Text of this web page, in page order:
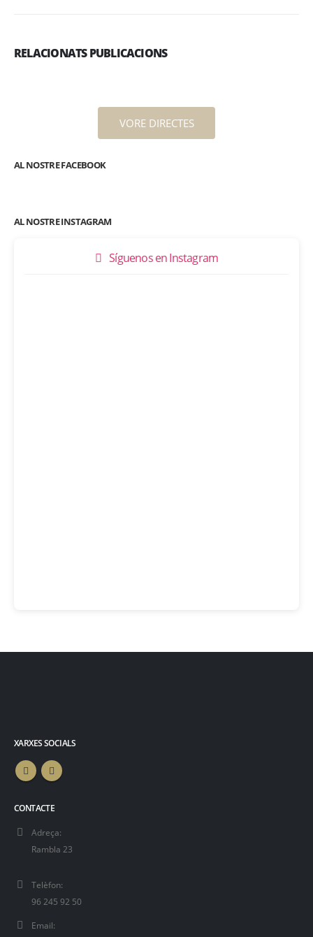
RELACIONATS PUBLICACIONS
VORE DIRECTES
AL NOSTRE FACEBOOK
AL NOSTRE INSTAGRAM
Síguenos en Instagram
XARXES SOCIALS
CONTACTE
Adreça:
Rambla 23
Telèfon:
96 245 92 50
Email: